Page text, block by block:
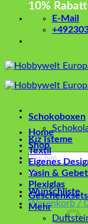
10%
E-Mail
Home
Shop
Suchen
nach:
Wunschliste
Warenkorb /
Schokoboxen
Kız İsteme
Textil
Eigenes
Yasin &
Plexiglas
Geschenksets
Mehr